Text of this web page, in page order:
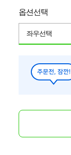
옵션선택
좌우선택